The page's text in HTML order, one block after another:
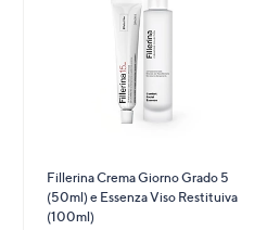
Fillerina Crema Giorno Grado 5
(50ml) e Essenza Viso Restituiva
(100ml)